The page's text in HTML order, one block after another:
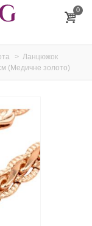
0
> Ланцюжок
(Медичне золото)